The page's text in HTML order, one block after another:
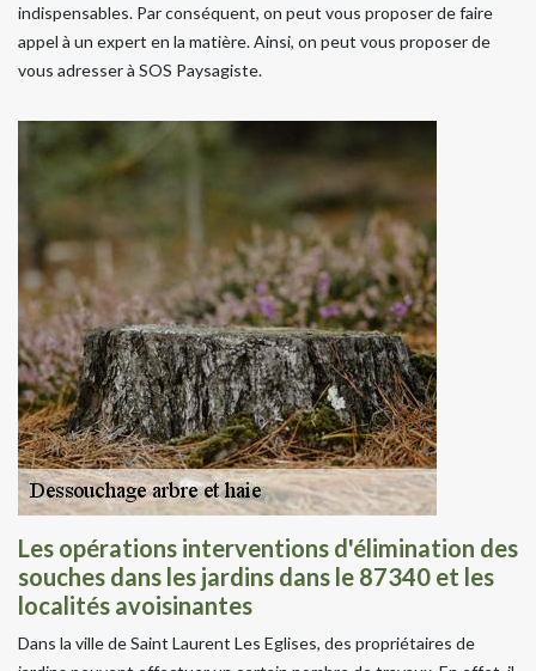
indispensables. Par conséquent, on peut vous proposer de faire
appel à un expert en la matière. Ainsi, on peut vous proposer de
vous adresser à SOS Paysagiste.
Les opérations interventions d'élimination des
souches dans les jardins dans le 87340 et les
localités avoisinantes
Dans la ville de Saint Laurent Les Eglises, des propriétaires de